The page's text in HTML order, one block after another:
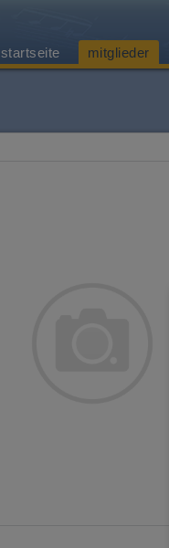
startseite mitglieder